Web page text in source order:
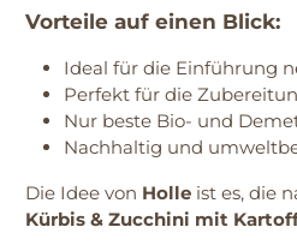
Vorteile auf einen Blick:
Ideal für die Einführung
Perfekt für die
Nur beste Bio- und
Nachhaltig und
Die Idee von Holle ist es, die
Kürbis & Zucchini mit